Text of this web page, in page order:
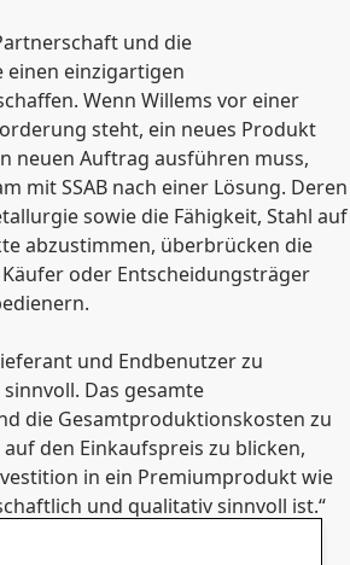
und die
einen einzigartigen
Wenn Willems vor einer
steht, ein neues Produkt
neuen Auftrag ausführen muss,
mit SSAB nach einer Lösung. Deren
sowie die Fähigkeit, Stahl auf
abzustimmen, überbrücken die
oder Entscheidungsträger
und Endbenutzer zu
Das gesamte
die Gesamtproduktionskosten zu
den Einkaufspreis zu blicken,
in ein Premiumprodukt wie
und qualitativ sinnvoll ist.“